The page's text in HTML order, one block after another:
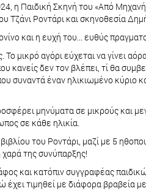
η Παιδική Σκηνή του «Από
Τζάνι Ροντάρι και σκηνοθεσία
και η ευχή του... ευθύς
μικρό αγόρι εύχεται να γίνει
δεν τον βλέπει, τί θα
συναντά έναν ηλικιωμένο κύριο
μηνύματα σε μικρούς και
σε κάθε ηλικία.
του Ροντάρι, μαζί με 5
χαρά της συνύπαρξης!
και κατόπιν συγγραφέας
τιμηθεί με διάφορα βραβεία